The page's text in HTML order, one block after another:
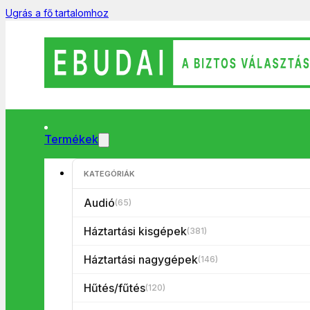
Ugrás a fő tartalomhoz
Termékek
KATEGÓRIÁK
Audió(65)
Háztartási kisgépek(381)
Háztartási nagygépek(146)
Hűtés/fűtés(120)
Főoldal/Háztartási kisgépek/Elemek/akkuk/Gombelem/